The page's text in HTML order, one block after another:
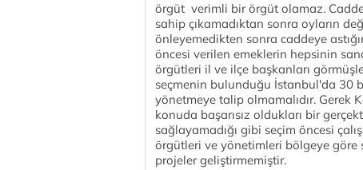
örgüt verimli bir örgüt olamaz.
sahip çıkamadıktan sonra oyların
önleyemedikten sonra caddeye
öncesi verilen emeklerin hepsinin
örgütleri il ve ilçe başkanları
seçmenin bulunduğu İstanbul'da 30
yönetmeye talip olmamalıdır. Gerek
konuda başarısız oldukları bir
sağlayamadığı gibi seçim öncesi
örgütleri ve yönetimleri bölgeye
projeler geliştirmemiştir.